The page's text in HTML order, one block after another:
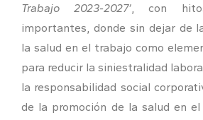
Trabajo 2023-2027’ , con
importantes, donde sin dejar de
la salud en el trabajo como
para reducir la siniestralidad
la responsabilidad social
de la promoción de la salud en